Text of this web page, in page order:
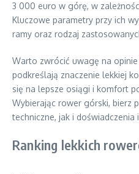
3 000 euro w górę, w
Kluczowe parametry przy ich
ramy oraz rodzaj
Warto zwrócić uwagę na
podkreślają znaczenie lekkiej
się na lepsze osiągi i komfort
Wybierając rower górski, bierz
techniczne, jak i doświadczenia
Ranking lekkich